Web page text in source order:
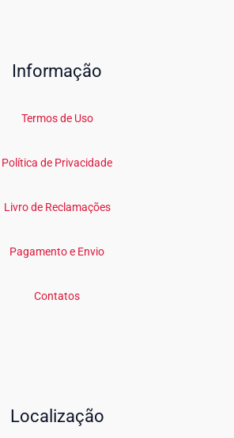
Informação
Termos de Uso
Política de Privacidade
Livro de Reclamações
Pagamento e Envio
Contatos
Localização